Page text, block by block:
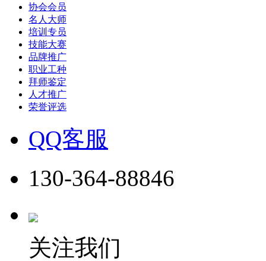
协会会员
名人大师
培训专员
技能大赛
品牌推广
职业工种
拜师鉴定
人才推广
荣誉评选
QQ客服
130-364-88846
关注我们